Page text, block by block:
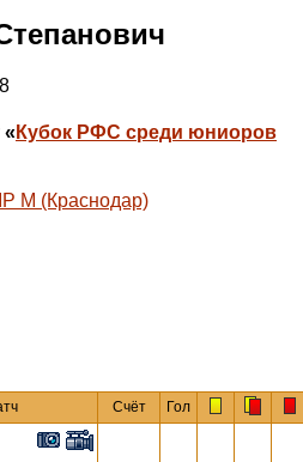
« Кубок РФС среди юниоров
М (Краснодар)
Счёт Гол